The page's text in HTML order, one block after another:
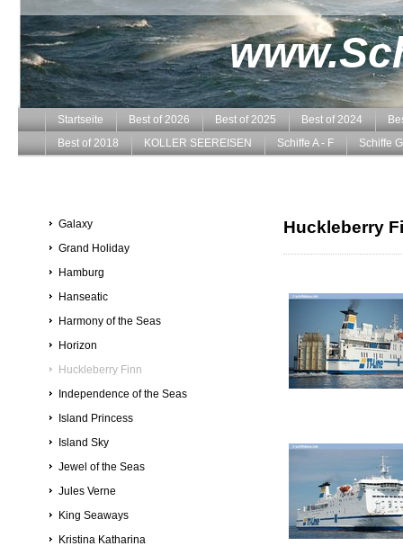
Startseite Best of 2026 Best of 2025 Best of 2024
Best of 2018
KOLLER SEEREISEN Schiffe A - F Schiffe
Galaxy
Grand Holiday
Hamburg
Hanseatic
Harmony of the Seas
Horizon
Huckleberry Finn
Independence of the Seas
Island Princess
Island Sky
Jewel of the Seas
Jules Verne
King Seaways
Kristina Katharina
Huckleberry